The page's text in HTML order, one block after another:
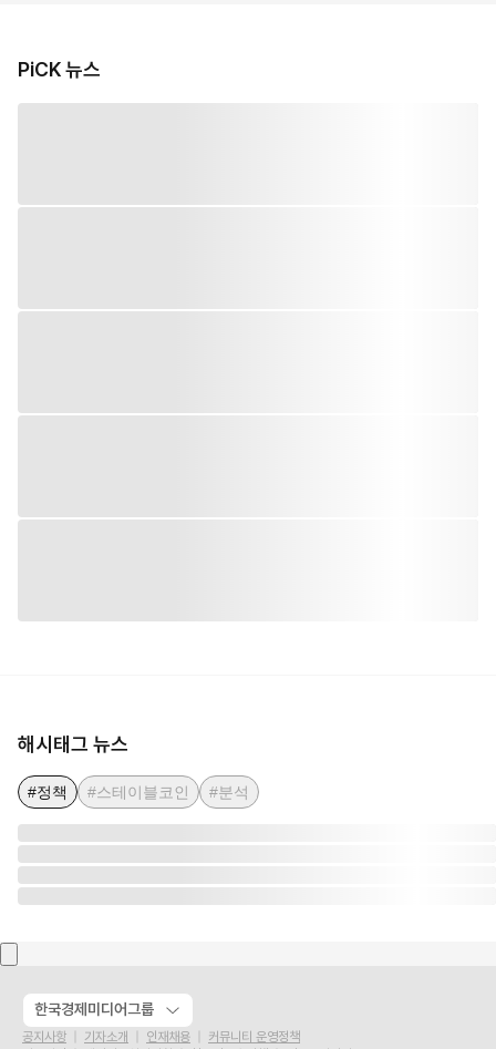
PiCK 뉴스
해시태그 뉴스
#정책 #스테이블코인 #분석
한국경제미디어그룹
공지사항 기자소개 인재채용
커뮤니티 운영정책